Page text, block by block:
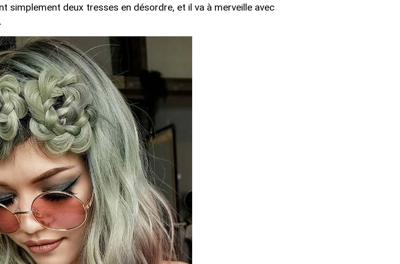
simplement deux tresses en désordre, et il va à merveille avec